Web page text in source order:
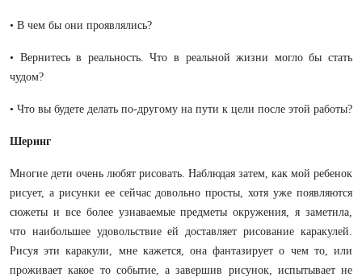
• В чем бы они проявлялись?
• Вернитесь в реальность. Что в реальной жизни могло бы стать
чудом?
• Что вы будете делать по-другому на пути к цели после этой работы?
Шеринг
Многие дети очень любят рисовать. Наблюдая затем, как мой ребенок
рисует, а рисунки ее сейчас довольно просты, хотя уже появляются
сюжеты и все более узнаваемые предметы окружения, я заметила,
что наибольшее удовольствие ей доставляет рисование каракулей.
Рисуя эти каракули, мне кажется, она фантазирует о чем то, или
проживает какое то событие, а завершив рисунок, испытывает не